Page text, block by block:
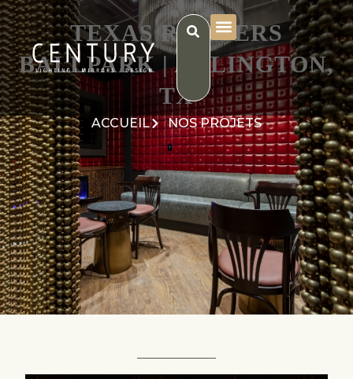
TEXAS RANGERS
BALLPARK | ARLINGTON,
TX
ACCUEIL NOS PROJETS